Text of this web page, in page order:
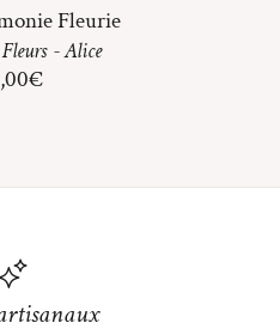
Fleurie
Fleurs -Alice
€